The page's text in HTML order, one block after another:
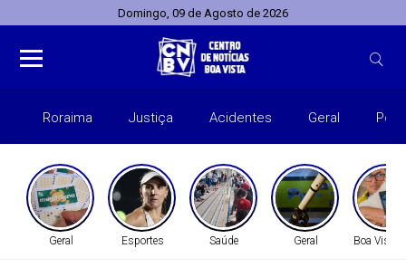
Domingo, 09 de Agosto de 2026
Roraima Justiça Acidentes Geral
Geral Esportes Saúde Geral Boa Vista -